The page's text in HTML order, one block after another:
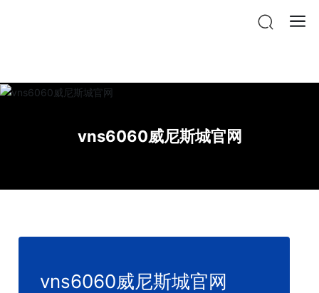
vnsr威尼斯城官网登入
vns6060威尼斯城官网
vns6060威尼斯城官网